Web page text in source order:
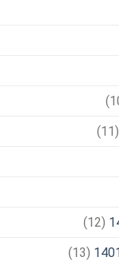
(11)
(12)
(13)